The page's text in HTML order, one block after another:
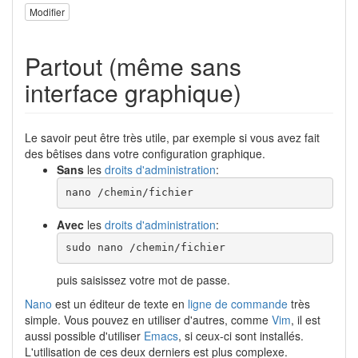
Modifier
Partout (même sans
interface graphique)
Le savoir peut être très utile, par exemple si vous avez fait
des bêtises dans votre configuration graphique.
Sans les droits d'administration:
nano /chemin/fichier
Avec les droits d'administration:
sudo nano /chemin/fichier
puis saisissez votre mot de passe.
Nano est un éditeur de texte en ligne de commande très
simple. Vous pouvez en utiliser d'autres, comme Vim, il est
aussi possible d'utiliser Emacs, si ceux-ci sont installés.
L'utilisation de ces deux derniers est plus complexe.